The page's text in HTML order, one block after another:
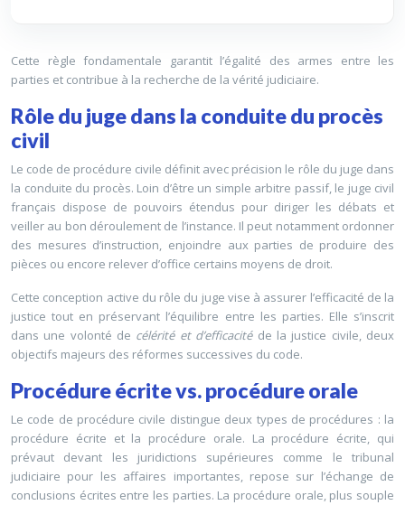
Cette règle fondamentale garantit l’égalité des armes entre les
parties et contribue à la recherche de la vérité judiciaire.
Rôle du juge dans la conduite du procès
civil
Le code de procédure civile définit avec précision le rôle du juge dans
la conduite du procès. Loin d’être un simple arbitre passif, le juge civil
français dispose de pouvoirs étendus pour diriger les débats et
veiller au bon déroulement de l’instance. Il peut notamment ordonner
des mesures d’instruction, enjoindre aux parties de produire des
pièces ou encore relever d’office certains moyens de droit.
Cette conception active du rôle du juge vise à assurer l’efficacité de la
justice tout en préservant l’équilibre entre les parties. Elle s’inscrit
dans une volonté de célérité et d’efficacité de la justice civile, deux
objectifs majeurs des réformes successives du code.
Procédure écrite vs. procédure orale
Le code de procédure civile distingue deux types de procédures : la
procédure écrite et la procédure orale. La procédure écrite, qui
prévaut devant les juridictions supérieures comme le tribunal
judiciaire pour les affaires importantes, repose sur l’échange de
conclusions écrites entre les parties. La procédure orale, plus souple